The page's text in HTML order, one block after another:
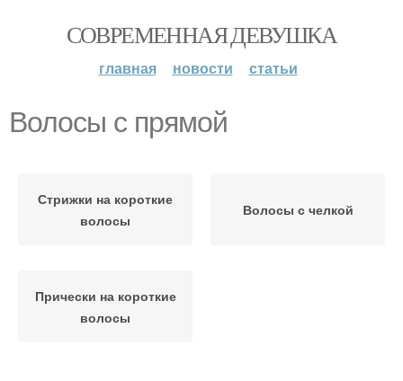
СОВРЕМЕННАЯ ДЕВУШКА
главная новости статьи
Волосы с прямой
Стрижки на короткие
волосы
Волосы с челкой
Прически на короткие
волосы